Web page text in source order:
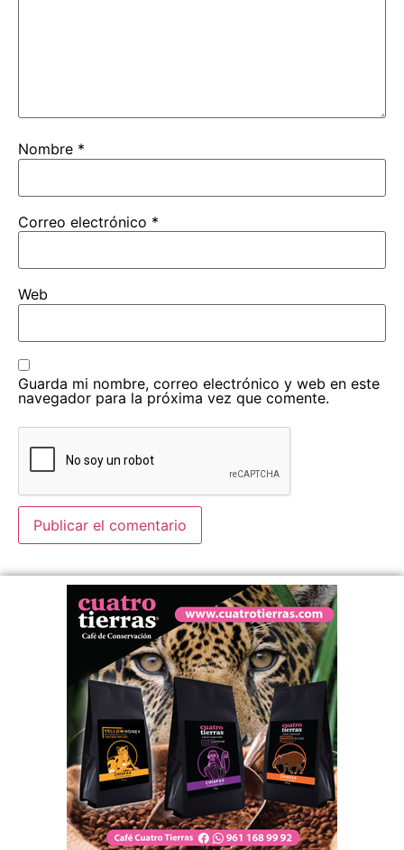
Nombre *
Correo electrónico *
Web
Guarda mi nombre, correo electrónico y web en este
navegador para la próxima vez que comente.